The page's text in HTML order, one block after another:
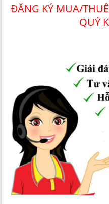
ĐĂNG KÝ MUA/
QUÝ